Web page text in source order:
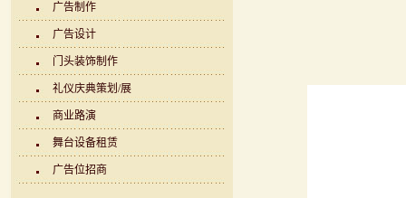
广告制作
广告设计
门头装饰制作
礼仪庆典策划/展
商业路演
舞台设备租赁
广告位招商